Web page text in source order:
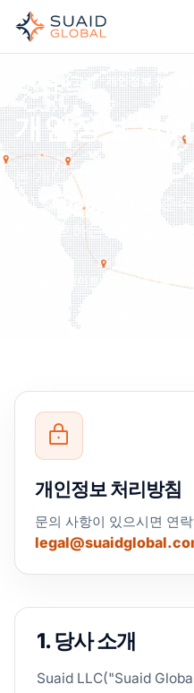
법적 고지 개인정보 처리방침
개인정보 처
본 개인정보 처리방침은
질) 및 GDPR(EU)을 준
용, 보호하는 방법을 설
최종 업데이트: 2026년 7월 16일
개인정보 처리방침
문의 사항이 있으시면 연
1. 당사 소개
Suaid LLC("Suaid